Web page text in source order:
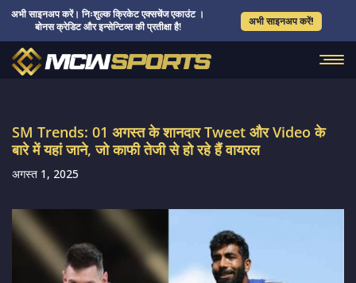
अभी साइनअप करें। निःशुल्क क्रिकेट एक्सचेंज एकाउंट ।
बोनस क्रेडिट और इन्सेन्टिव्स की प्रतीक्षा है!
अभी साइनअप करें!
SM Trends: 01 अगस्त के शानदार Tweet और Video के
बारे में यहां जाने, जो काफी तेजी से हो रहे हैं वायरल
अगस्त 1, 2025